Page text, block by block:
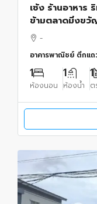
เซ้ง ร้านอาหาร
ข้ามตลาดมิ่งขวั
-
อาคารพาณิชย์ ตึกแถ
1
ห้องนอน
1
ห้องน้ำ
1
ต